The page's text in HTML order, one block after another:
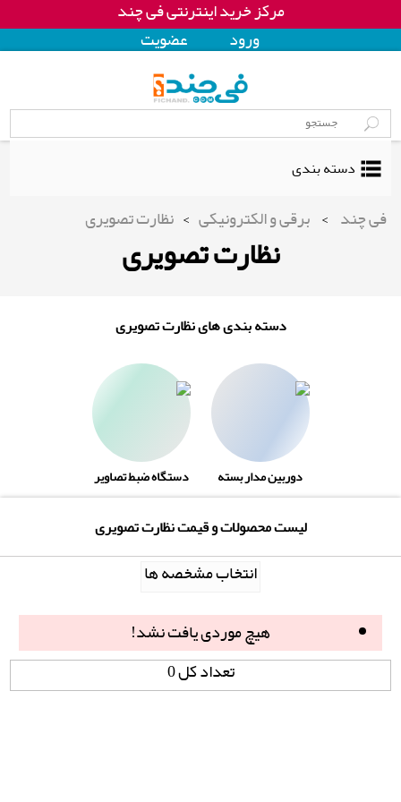
مرکز خرید اینترنتی فی چند
ورود
عضويت
دسته بندی
فی چند > برقی و الکترونیکی > نظارت تصویری
نظارت تصویری
دسته بندی های نظارت تصویری
دوربین مدار بسته دستگاه ضبط تصاویر
لیست محصولات و قیمت نظارت تصویری
انتخاب مشخصه ها
هیچ موردی یافت نشد!
تعداد کل 0